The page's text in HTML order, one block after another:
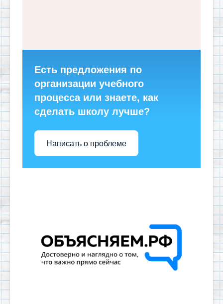
Есть предложения по
организации учебного
процесса или знаете, как
сделать школу лучше?
Написать о проблеме